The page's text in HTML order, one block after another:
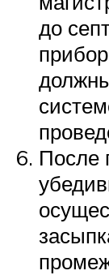
до
После